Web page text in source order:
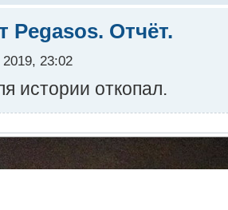
Pegasos. Отчёт.
23:02
истории откопал.